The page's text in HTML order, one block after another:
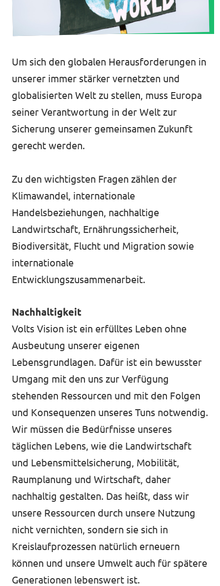
Volt in deinem Bundesland
Unsere Events
Mache bei uns mit!
Deine Spende für Volt!
Jobs bei Volt
Transparenz
Datenschutz
Impressum
Um sich den globalen Herausforderungen in
unserer immer stärker vernetzten und
globalisierten Welt zu stellen, muss Europa
seiner Verantwortung in der Welt zur
Sicherung unserer gemeinsamen Zukunft
gerecht werden.
Zu den wichtigsten Fragen zählen der
Klimawandel, internationale
Handelsbeziehungen, nachhaltige
Landwirtschaft, Ernährungssicherheit,
Biodiversität, Flucht und Migration sowie
internationale
Entwicklungszusammenarbeit.
Nachhaltigkeit
Volts Vision ist ein erfülltes Leben ohne
Ausbeutung unserer eigenen
Lebensgrundlagen. Dafür ist ein bewusster
Umgang mit den uns zur Verfügung
stehenden Ressourcen und mit den Folgen
und Konsequenzen unseres Tuns notwendig.
Wir müssen die Bedürfnisse unseres
täglichen Lebens, wie die Landwirtschaft
und Lebensmittelsicherung, Mobilität,
Raumplanung und Wirtschaft, daher
nachhaltig gestalten. Das heißt, dass wir
unsere Ressourcen durch unsere Nutzung
nicht vernichten, sondern sie sich in
Kreislaufprozessen natürlich erneuern
können und unsere Umwelt auch für spätere
Generationen lebenswert ist.